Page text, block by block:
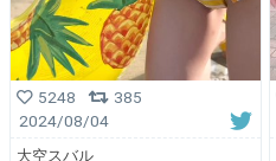
5248
385
2024/08/04
大空スバル